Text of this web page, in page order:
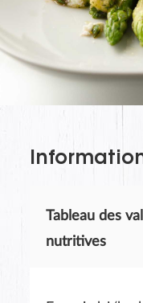
Tableau des
nutritives
The last name will not be